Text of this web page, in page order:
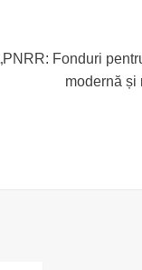
Fonduri
modernă și